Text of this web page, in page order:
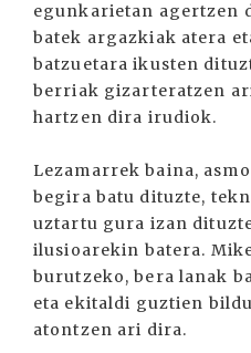
egunkarietan agertzen
batek argazkiak atera
batzuetara ikusten
berriak gizarteratzen
hartzen dira irudiok.
Lezamarrek baina,
begira batu dituzte,
uztartu gura izan
ilusioarekin batera.
burutzeko, bera lanak
eta ekitaldi guztien
atontzen ari dira.